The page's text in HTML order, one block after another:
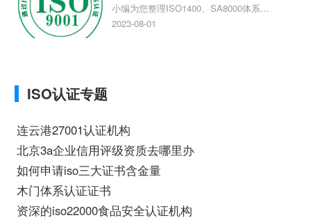
泰州iso1400体系认证
小编为您整理ISO1400、SA8000体系认
证、ISO1400、SA8000是什么体系认
2023-08-01
ISO认证专题
连云港27001认证机构
北京3a企业信用评级资质去哪里办
如何申请iso三大证书含金量
木门体系认证证书
资深的iso22000食品安全认证机构